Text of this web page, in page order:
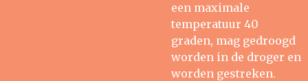
een maximale
temperatuur 40
graden, mag gedroogd
worden in de droger en
worden gestreken.